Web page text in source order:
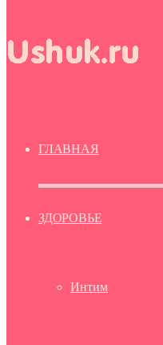
ГЛАВНАЯ
ЗДОРОВЬЕ
Интим